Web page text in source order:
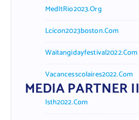
MedItRio2023.org
Lcicon2023boston.com
Waitangidayfestival2022.com
Vacancesscolaires2022.com
MEDIA PARTNER II
Isth2022.com